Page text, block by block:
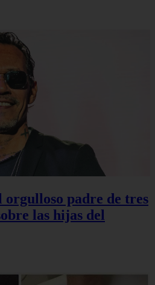
padre de tres
las hijas del